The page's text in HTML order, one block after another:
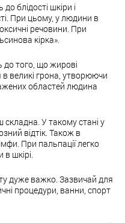
блідості шкіри і
При цьому, у людини в
речовини. При
кірка».
до того, що жирові
великі грона, утворюючи
областей людина
складна. У такому стані у
відтік. Також в
При пальпації легко
в шкірі.
дуже важко. Зазвичай для
процедури, ванни, спорт